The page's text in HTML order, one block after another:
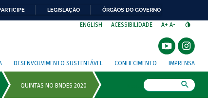
LEGISLAÇÃO ÓRGÃOS DO GOVERNO
ENGLISH ACESSIBILIDADE A+ A-
DESENVOLVIMENTO SUSTENTÁVEL CONHECIMENTO IMPRENSA